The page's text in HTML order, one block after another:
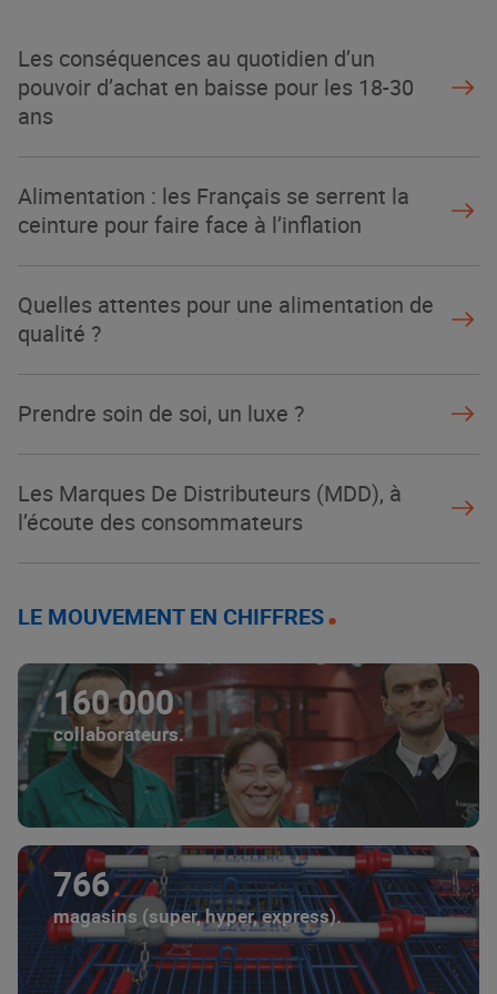
Les conséquences au quotidien d’un
pouvoir d’achat en baisse pour les 18-30
ans
Alimentation : les Français se serrent la
ceinture pour faire face à l’inflation
Quelles attentes pour une alimentation de
qualité ?
Prendre soin de soi, un luxe ?
Les Marques De Distributeurs (MDD), à
l’écoute des consommateurs
LE MOUVEMENT EN CHIFFRES
160 000
collaborateurs.
766
magasins (super, hyper, express).